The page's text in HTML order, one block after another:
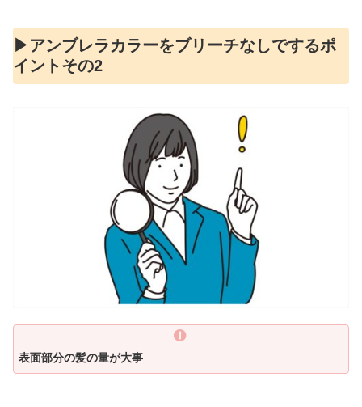
▶︎アンブレラカラーをブリーチなしでするポ
イントその2
表面部分の髪の量が大事